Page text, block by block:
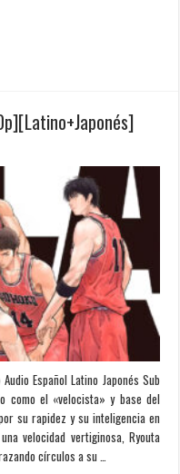
Español Latino Japonés Sub
como el «velocista» y base del
su rapidez y su inteligencia en
velocidad vertiginosa, Ryouta
círculos a su …